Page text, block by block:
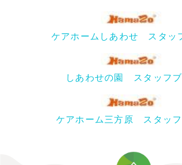
ケアホームしあわせ スタッ
しあわせの園 スタッフ
ケアホーム三方原 スタッ